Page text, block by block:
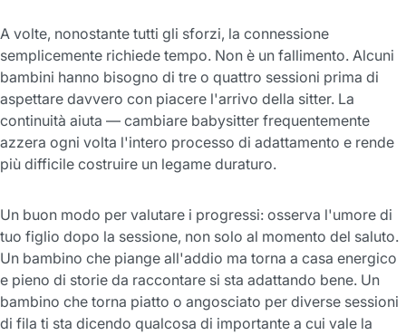
A volte, nonostante tutti gli sforzi, la connessione
semplicemente richiede tempo. Non è un fallimento. Alcuni
bambini hanno bisogno di tre o quattro sessioni prima di
aspettare davvero con piacere l'arrivo della sitter. La
continuità aiuta — cambiare babysitter frequentemente
azzera ogni volta l'intero processo di adattamento e rende
più difficile costruire un legame duraturo.
Un buon modo per valutare i progressi: osserva l'umore di
tuo figlio dopo la sessione, non solo al momento del saluto.
Un bambino che piange all'addio ma torna a casa energico
e pieno di storie da raccontare si sta adattando bene. Un
bambino che torna piatto o angosciato per diverse sessioni
di fila ti sta dicendo qualcosa di importante a cui vale la